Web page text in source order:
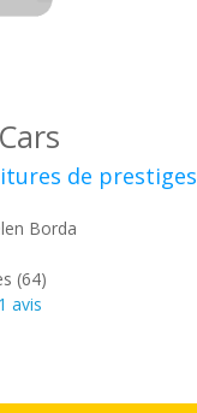
de prestiges
Borda
(64)
1 avis